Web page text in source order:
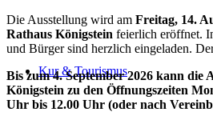
Kur & Tourismus
Die Ausstellung wird am Freitag, 14.
Rathaus Königstein feierlich eröffnet.
und Bürger sind herzlich eingeladen.
Bis zum 4. September 2026 kann die
Königstein zu den Öffnungszeiten
Uhr bis 12.00 Uhr (oder nach